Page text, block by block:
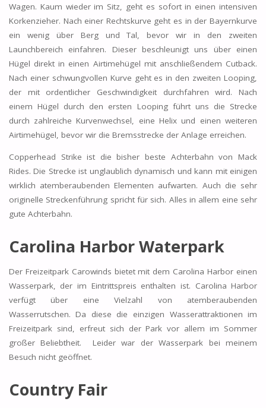
Wagen. Kaum wieder im Sitz, geht es sofort in einen intensiven
Korkenzieher. Nach einer Rechtskurve geht es in der Bayernkurve
ein wenig über Berg und Tal, bevor wir in den zweiten
Launchbereich einfahren. Dieser beschleunigt uns über einen
Hügel direkt in einen Airtimehügel mit anschließendem Cutback.
Nach einer schwungvollen Kurve geht es in den zweiten Looping,
der mit ordentlicher Geschwindigkeit durchfahren wird. Nach
einem Hügel durch den ersten Looping führt uns die Strecke
durch zahlreiche Kurvenwechsel, eine Helix und einen weiteren
Airtimehügel, bevor wir die Bremsstrecke der Anlage erreichen.
Copperhead Strike ist die bisher beste Achterbahn von Mack
Rides. Die Strecke ist unglaublich dynamisch und kann mit einigen
wirklich atemberaubenden Elementen aufwarten. Auch die sehr
originelle Streckenführung spricht für sich. Alles in allem eine sehr
gute Achterbahn.
Carolina Harbor Waterpark
Der Freizeitpark Carowinds bietet mit dem Carolina Harbor einen
Wasserpark, der im Eintrittspreis enthalten ist. Carolina Harbor
verfügt über eine Vielzahl von atemberaubenden
Wasserrutschen. Da diese die einzigen Wasserattraktionen im
Freizeitpark sind, erfreut sich der Park vor allem im Sommer
großer Beliebtheit. Leider war der Wasserpark bei meinem
Besuch nicht geöffnet.
Country Fair